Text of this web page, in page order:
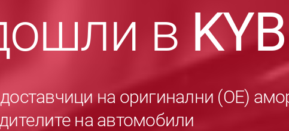
в KYB
на оригинални (ОЕ)
на автомобили